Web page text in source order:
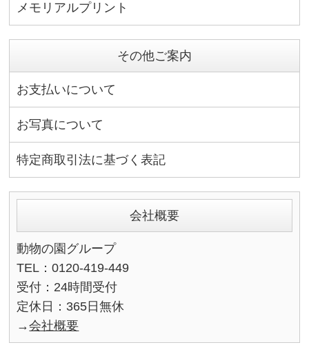
メモリアルプリント
その他ご案内
お支払いについて
お写真について
特定商取引法に基づく表記
会社概要
動物の園グループ
TEL：0120-419-449
受付：24時間受付
定休日：365日無休
→会社概要